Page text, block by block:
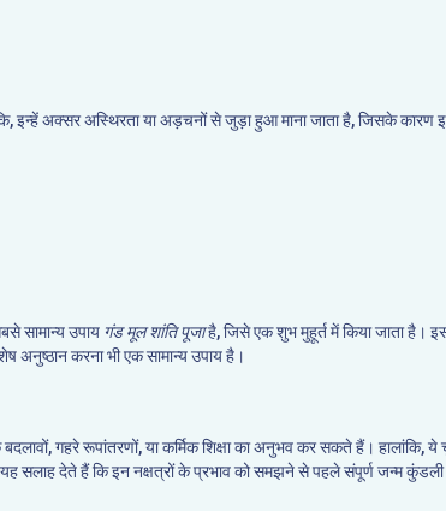
इन्हें अक्सर अस्थिरता या अड़चनों से जुड़ा हुआ माना जाता है, जिसके
सामान्य उपाय गंड मूल शांति पूजाहै, जिसे एक शुभ मुहूर्त में किया जाता है।
अनुष्ठान करना भी एक सामान्य उपाय है।
गहरे रूपांतरणों, या कर्मिक शिक्षा का अनुभव कर सकते हैं।
सलाह देते हैं कि इन नक्षत्रों के प्रभाव को समझने से पहले संपूर्ण जन्म कुंडली